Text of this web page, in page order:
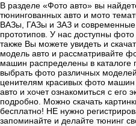
В разделе «Фото авто» вы
тюнингованных авто и мото
ВАЗы, ГАЗы и ЗАЗ и
прототипов. У нас доступны
также Вы можете увидеть и
модель авто и рассматривайте
машин распределены в каталоге
выбрать фото различных
ценителям красивых фото машин
авто и хочет ознакомиться с его
подробно. Можно скачать
бесплатно! НЕ нужно
запоминайте и делайте тюнинг